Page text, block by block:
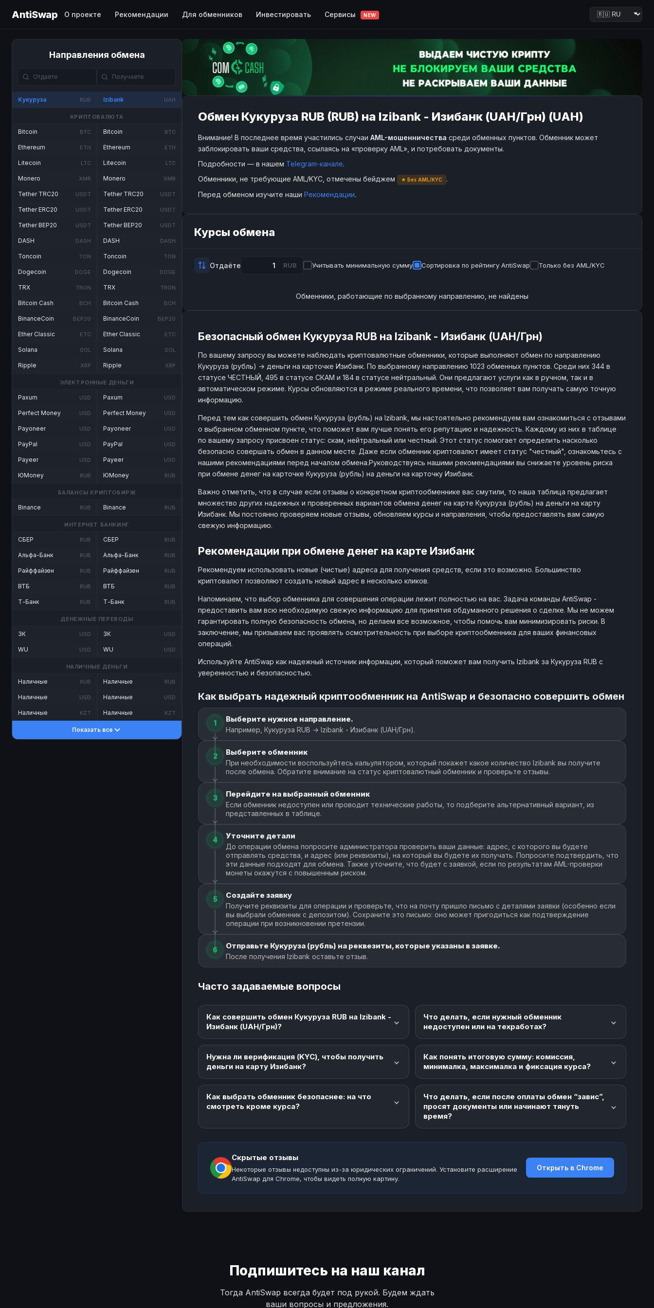
AntiSwap О проекте Рекомендации Для обменников Инвестировать Сервисы NEW
Направления обмена
Кукуруза RUB Izibank UAH
КРИПТОВАЛЮТА
Bitcoin BTC
Ethereum ETH
Litecoin LTC
Monero XMR
Tether TRC20 USDT
Tether ERC20 USDT
Tether BEP20 USDT
DASH DASH
Toncoin TON
Dogecoin DOGE
TRX TRON
Bitcoin Cash BCH
BinanceCoin BEP20
Ether Classic ETC
Solana SOL
Ripple XRP
Bitcoin BTC
Ethereum ETH
Litecoin LTC
Monero XMR
Tether TRC20 USDT
Tether ERC20 USDT
Tether BEP20 USDT
DASH DASH
Toncoin TON
Dogecoin DOGE
TRX TRON
Bitcoin Cash BCH
BinanceCoin BEP20
Ether Classic ETC
Solana SOL
Ripple XRP
ЭЛЕКТРОННЫЕ ДЕНЬГИ
Paxum USD
Perfect Money USD
Payoneer USD
PayPal USD
Payeer USD
ЮMoney RUB
Paxum USD
Perfect Money USD
Payoneer USD
PayPal USD
Payeer USD
ЮMoney RUB
БАЛАНСЫ КРИПТОБИРЖ
Binance RUB Binance RUB
ИНТЕРНЕТ БАНКИНГ
СБЕР RUB
Альфа-Банк RUB
Райффайзен RUB
ВТБ RUB
Т-Банк RUB
СБЕР RUB
Альфа-Банк RUB
Райффайзен RUB
ВТБ RUB
Т-Банк RUB
ДЕНЕЖНЫЕ ПЕРЕВОДЫ
ЗК USD
WU USD
ЗК USD
WU USD
НАЛИЧНЫЕ ДЕНЬГИ
Наличные RUB
Наличные USD
Наличные KZT
Наличные RUB
Наличные USD
Наличные KZT
Показать все
Обмен Кукуруза RUB (RUB) на Izibank - Изибанк (UAH/Грн) (UAH)
Внимание! В последнее время участились случаи AML-мошенничества среди обменных пунктов. Обменник может
заблокировать ваши средства, ссылаясь на «проверку AML», и потребовать документы.
Подробности — в нашем Telegram-канале.
Обменники, не требующие AML/KYC, отмечены бейджем
★ Без AML/KYC
.
Перед обменом изучите наши Рекомендации.
Курсы обмена
Отдаёте RUB Учитывать минимальную сумму Сортировка по рейтингу AntiSwap Только без AML/KYC
Обменники, работающие по выбранному направлению, не найдены
Безопасный обмен Кукуруза RUB на Izibank - Изибанк (UAH/Грн)
По вашему запросу вы можете наблюдать криптовалютные обменники, которые выполняют обмен по направлению
Кукуруза (рубль) → деньги на карточке Изибанк. По выбранному направлению 1023 обменных пунктов. Среди них 344 в
статусе ЧЕСТНЫЙ, 495 в статусе СКАМ и 184 в статусе нейтральный. Они предлагают услуги как в ручном, так и в
автоматическом режиме. Курсы обновляются в режиме реального времени, что позволяет вам получать самую точную
информацию.
Перед тем как совершить обмен Кукуруза (рубль) на Izibank, мы настоятельно рекомендуем вам ознакомиться с отзывами
о выбранном обменном пункте, что поможет вам лучше понять его репутацию и надежность. Каждому из них в таблице
по вашему запросу присвоен статус: скам, нейтральный или честный. Этот статус помогает определить насколько
безопасно совершать обмен в данном месте. Даже если обменник криптовалют имеет статус "честный", ознакомьтесь с
нашими рекомендациями перед началом обмена.Руководствуясь нашими рекомендациями вы снижаете уровень риска
при обмене денег на карточке Кукуруза (рубль) на деньги на карточку Изибанк.
Важно отметить, что в случае если отзывы о конкретном криптообменнике вас смутили, то наша таблица предлагает
множество других надежных и проверенных вариантов обмена денег на карте Кукуруза (рубль) на деньги на карту
Изибанк. Мы постоянно проверяем новые отзывы, обновляем курсы и направления, чтобы предоставлять вам самую
свежую информацию.
Рекомендации при обмене денег на карте Изибанк
Рекомендуем использовать новые (чистые) адреса для получения средств, если это возможно. Большинство
криптовалют позволяют создать новый адрес в несколько кликов.
Напоминаем, что выбор обменника для совершения операции лежит полностью на вас. Задача команды AntiSwap -
предоставить вам всю необходимую свежую информацию для принятия обдуманного решения о сделке. Мы не можем
гарантировать полную безопасность обмена, но делаем все возможное, чтобы помочь вам минимизировать риски. В
заключение, мы призываем вас проявлять осмотрительность при выборе криптообменника для ваших финансовых
операций.
Используйте AntiSwap как надежный источник информации, который поможет вам получить Izibank за Кукуруза RUB с
уверенностью и безопасностью.
Как выбрать надежный криптообменник на AntiSwap и безопасно совершить обмен
1 Выберите нужное направление.
Например, Кукуруза RUB → Izibank - Изибанк (UAH/Грн).
2 Выберите обменник
При необходимости воспользуйтесь кальулятором, который покажет какое количество Izibank вы получите
после обмена. Обратите внимание на статус криптовалютный обменник и проверьте отзывы.
3 Перейдите на выбранный обменник
Если обменник недоступен или проводит технические работы, то подберите альтернативный вариант, из
представленных в таблице.
4 Уточните детали
До операции обмена попросите администратора проверить ваши данные: адрес, с которого вы будете
отправлять средства, и адрес (или реквизиты), на который вы будете их получать. Попросите подтвердить, что
эти данные подходят для обмена. Также уточните, что будет с заявкой, если по результатам AML-проверки
монеты окажутся с повышенным риском.
5 Создайте заявку
Получите реквизиты для операции и проверьте, что на почту пришло письмо с деталями заявки (особенно если
вы выбрали обменник с депозитом). Сохраните это письмо: оно может пригодиться как подтверждение
операции при возникновении претензии.
6 Отправьте Кукуруза (рубль) на реквезиты, которые указаны в заявке.
После получения Izibank оставьте отзыв.
Часто задаваемые вопросы
Как совершить обмен Кукуруза RUB на Izibank -
Изибанк (UAH/Грн)?
Что делать, если нужный обменник
недоступен или на техработах?
Нужна ли верификация (KYC), чтобы получить
деньги на карту Изибанк?
Как понять итоговую сумму: комиссия,
минималка, максималка и фиксация курса?
Как выбрать обменник безопаснее: на что
смотреть кроме курса?
Что делать, если после оплаты обмен “завис”,
просят документы или начинают тянуть
время?
Скрытые отзывы
Некоторые отзывы недоступны из-за юридических ограничений. Установите расширение
AntiSwap для Chrome, чтобы видеть полную картину.
Открыть в Chrome
Подпишитесь на наш канал
Тогда AntiSwap всегда будет под рукой. Будем ждать
ваши вопросы и предложения.